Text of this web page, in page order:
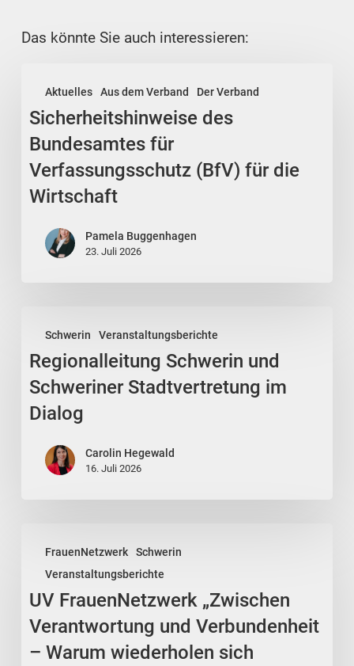
Das könnte Sie auch interessieren:
Aktuelles Aus dem Verband Der Verband
des
Bundesamtes
für
Verfassungsschutz
(BfV)
für
Wirtschaft
Sicherheitshinweise des
Bundesamtes für
Verfassungsschutz (BfV) für die
Wirtschaft
Pamela Buggenhagen
23. Juli 2026
Schwerin Veranstaltungsberichte
Schwerin
und
Schweriner
Stadtvertretung
Dialog
Regionalleitung Schwerin und
Schweriner Stadtvertretung im
Dialog
Carolin Hegewald
16. Juli 2026
FrauenNetzwerk
Schwerin
Veranstaltungsberichte
FrauenNetzwerk
„Zwischen
Verantwortung
und
Verbundenheit
UV FrauenNetzwerk „Zwischen
Verantwortung und Verbundenheit
– Warum wiederholen sich